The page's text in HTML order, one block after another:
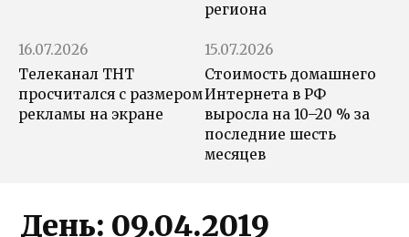
региона
16.07.2026
Телеканал ТНТ
просчитался с размером
рекламы на экране
15.07.2026
Стоимость домашнего
Интернета в РФ
выросла на 10–20 % за
последние шесть
месяцев
День: 09.04.2019